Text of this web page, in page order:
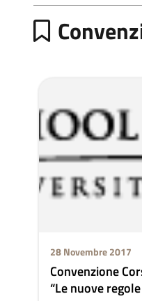
28 Novembre 2017
Convenzione
“Le nuove